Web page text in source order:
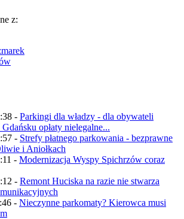
z:
- Parkingi dla władzy - dla obywateli
opłaty nielegalne...
- Strefy płatnego parkowania - bezprawne
i Aniołkach
- Modernizacja Wyspy Spichrzów coraz
- Remont Huciska na razie nie stwarza
- Nieczynne parkomaty? Kierowca musi